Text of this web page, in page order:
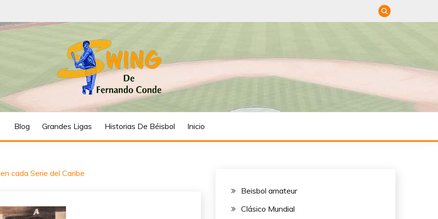
CONDE
Blog Grandes Ligas Historias De Béisbol Inicio
cada Serie del Caribe
Beisbol amateur
Clásico Mundial